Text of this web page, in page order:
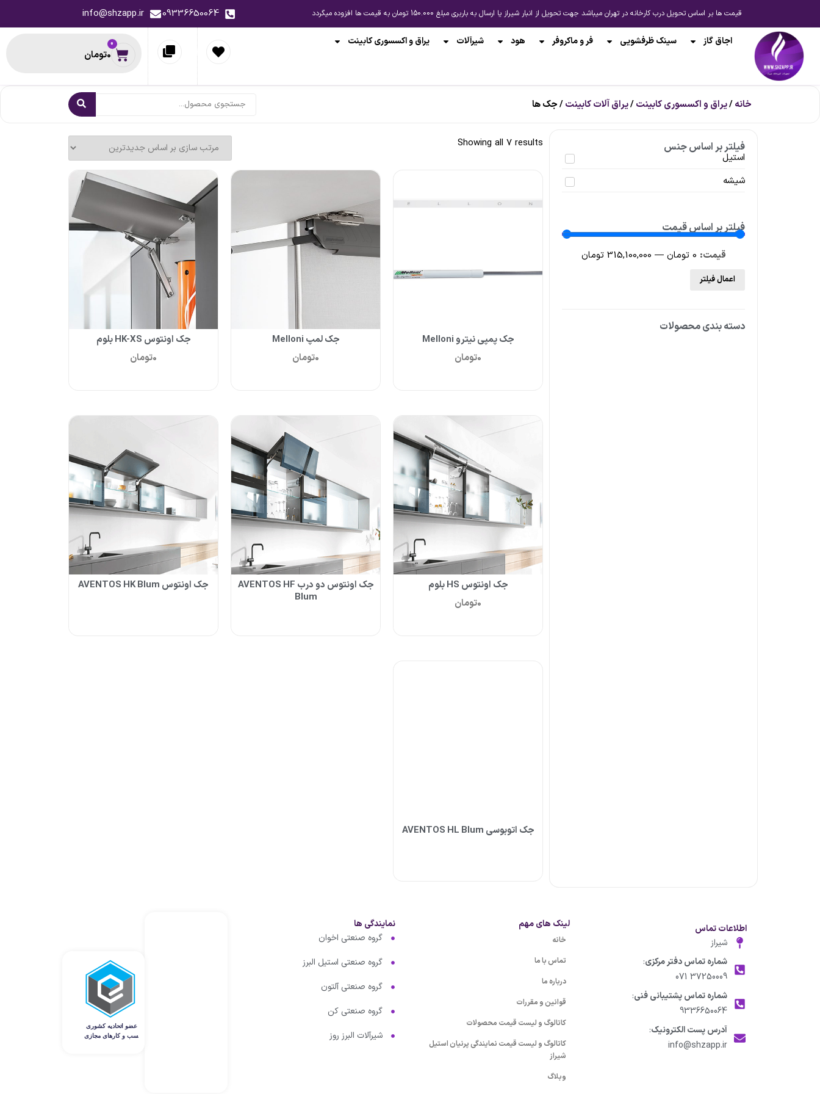
قیمت ها بر اساس تحویل درب کارخانه در تهران میباشد جهت تحویل از انبار شیراز یا ارسال به باربری مبلغ 150.000 تومان به قیمت ها افزوده میگردد 09336650064
info@shzapp.ir
اجاق گاز سینک ظرفشویی فر و ماکروفر هود شیرآلات یراق و اکسسوری کابینت
0تومان
0
خانه/یراق و اکسسوری کابینت/یراق آلات کابینت/ جک ها
فیلتر بر اساس جنس
استیل
شیشه
فیلتر بر اساس قیمت
0 تومان —
315,100,000 تومان
اعمال فیلتر
دسته بندی محصولات
Showing all 7 results
جک پمپی نیترو Melloni
0تومان
جک لمپ Melloni
0تومان
جک اونتوس HK-XS بلوم
0تومان
جک اونتوس HS بلوم
0تومان
جک اونتوس دو درب AVENTOS HF
Blum
جک اونتوس AVENTOS HK Blum
جک اتوبوسی AVENTOS HL Blum
اطلاعات تماس
شیراز
شماره تماس دفتر مرکزی:
37250009 071
شماره تماس پشتیبانی فنی:
9336650064
آدرس پست الکترونیک:
info@shzapp.ir
لینک های مهم
خانه
تماس با ما
درباره ما
قوانین و مقررات
کاتالوگ و لیست قیمت محصولات
کاتالوگ و لیست قیمت نمایندگی پرنیان استیل
شیراز
وبلاگ
نمایندگی ها
گروه صنعتی اخوان
گروه صنعتی استیل البرز
گروه صنعتی آلتون
گروه صنعتی کن
شیرآلات البرز روز